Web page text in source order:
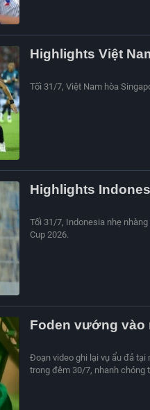
Highlights Việt
Tối 31/7, Việt Nam hòa
Highlights
Tối 31/7, Indonesia nhẹ
Cup 2026.
Foden vướng vào
Đoạn video ghi lại vụ ẩu đả tại
trong đêm 30/7, nhanh chóng